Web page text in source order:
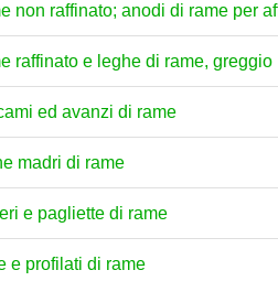
non raffinato; anodi di rame per
raffinato e leghe di rame, greggio
ed avanzi di rame
madri di rame
e pagliette di rame
e profilati di rame